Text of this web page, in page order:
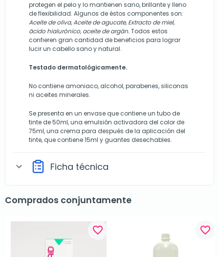
protegen el pelo y lo mantienen sano, brillante y lleno
de flexibilidad. Algunos de éstos componentes son:
Aceite de oliva, Aceite de agucate, Extracto de miel,
ácido hialurónico, aceite de argán. Todos estos
confieren gran cantidad de beneficios para lograr
lucir un cabello sano y natural.
Testado dermatológicamente.
No contiene amoniaco, alcohol, parabenes, siliconas
ni aceites minerales.
Se presenta en un envase que contiene un tubo de
tinte de 50ml, una emulsión activadora del color de
75ml, una crema para después de la aplicación del
tinte, que contiene 15ml y guantes desechables.
expand_more Ficha técnica
Comprados conjuntamente
favorite_border favorite_border